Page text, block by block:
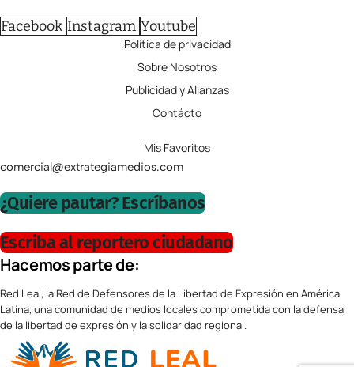
Facebook Instagram Youtube
Política de privacidad
Sobre Nosotros
Publicidad y Alianzas
Contácto
Mis Favoritos
comercial@extrategiamedios.com
¿Quiere pautar? Escríbanos
Escriba al reportero ciudadano
Hacemos parte de:
Red Leal, la Red de Defensores de la Libertad de Expresión en América
Latina, una comunidad de medios locales comprometida con la defensa
de la libertad de expresión y la solidaridad regional.